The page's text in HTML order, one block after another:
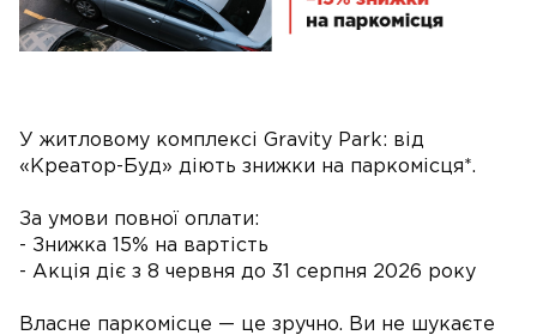
У житловому комплексі Gravity Park: від
«Креатор-Буд» діють знижки на паркомісця*.
За умови повної оплати:
- Знижка 15% на вартість
- Акція діє з 8 червня до 31 серпня 2026 року
Власне паркомісце — це зручно. Ви не шукаєте